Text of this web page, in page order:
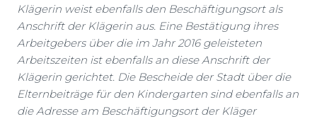
Klägerin weist ebenfalls den Beschäftigungsort als
Anschrift der Klägerin aus. Eine Bestätigung ihres
Arbeitgebers über die im Jahr 2016 geleisteten
Arbeitszeiten ist ebenfalls an diese Anschrift der
Klägerin gerichtet. Die Bescheide der Stadt über die
Elternbeiträge für den Kindergarten sind ebenfalls an
die Adresse am Beschäftigungsort der Kläger